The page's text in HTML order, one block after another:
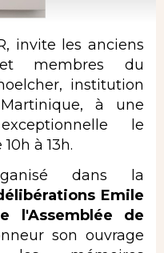
invite les anciens
et membres du
institution
à une
le
à 13h.
dans la
Emile
l'Assemblée de
son ouvrage